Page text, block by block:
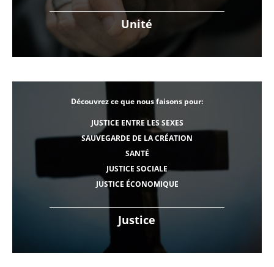
Unité
Justice
Découvrez ce que nous faisons pour:
JUSTICE ENTRE LES SEXES
SAUVEGARDE DE LA CRÉATION
SANTÉ
JUSTICE SOCIALE
JUSTICE ÉCONOMIQUE